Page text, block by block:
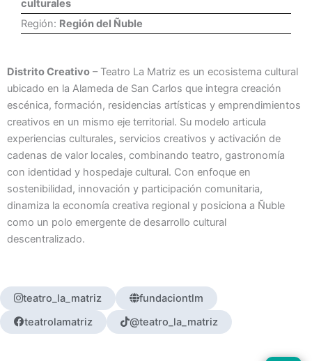
culturales
Región: Región del Ñuble
Distrito Creativo – Teatro La Matriz es un ecosistema cultural
ubicado en la Alameda de San Carlos que integra creación
escénica, formación, residencias artísticas y emprendimientos
creativos en un mismo eje territorial. Su modelo articula
experiencias culturales, servicios creativos y activación de
cadenas de valor locales, combinando teatro, gastronomía
con identidad y hospedaje cultural. Con enfoque en
sostenibilidad, innovación y participación comunitaria,
dinamiza la economía creativa regional y posiciona a Ñuble
como un polo emergente de desarrollo cultural
descentralizado.
teatro_la_matriz
fundaciontlm
teatrolamatriz
@teatro_la_matriz